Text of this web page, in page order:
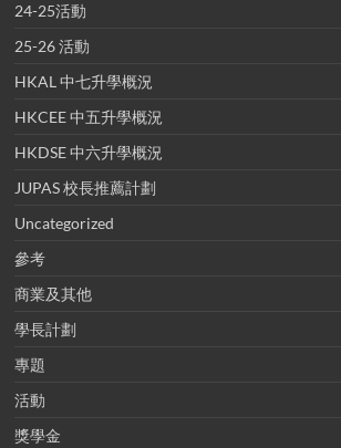
24-25活動
25-26 活動
HKAL 中七升學概況
HKCEE 中五升學概況
HKDSE 中六升學概況
JUPAS 校長推薦計劃
Uncategorized
參考
商業及其他
學長計劃
專題
活動
獎學金